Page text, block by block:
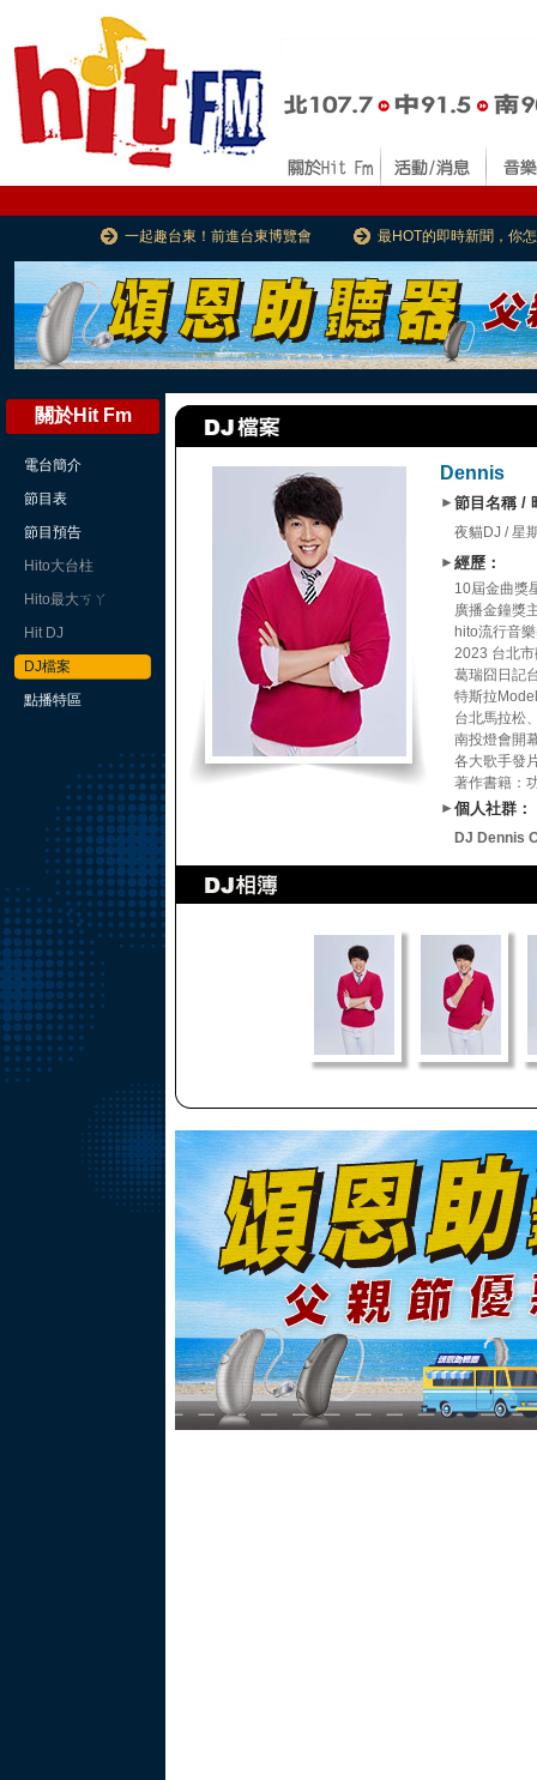
一起趣台東！前進台東博覽會 最HOT的即時新聞，你
關於Hit Fm
電台簡介
節目表
節目預告
Hito大台柱
Hito最大ㄎㄚ
Hit DJ
DJ檔案
點播特區
Dennis
► 節目名稱 /
夜貓DJ / 星
► 經歷：
10屆金曲獎
廣播金鐘獎
hito流行音
2023 台北
葛瑞囧日記
特斯拉
台北馬拉松
南投燈會開
各大歌手發
著作書籍：
► 個人社群：
DJ Dennis